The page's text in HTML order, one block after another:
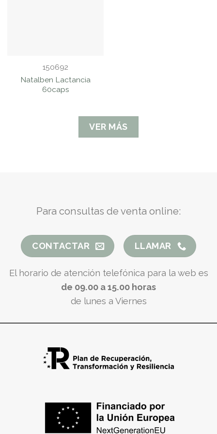
150692
Natalben Lactancia
60caps
VER MÁS
Para consultas de venta online:
CONTACTAR LLAMAR
El horario de atención telefónica para la web es
de 09.00 a 15.00 horas
de lunes a Viernes